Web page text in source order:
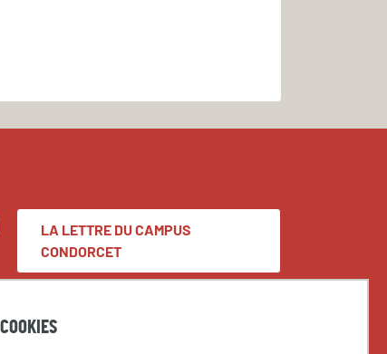
LA LETTRE DU CAMPUS
CONDORCET
Espace presse